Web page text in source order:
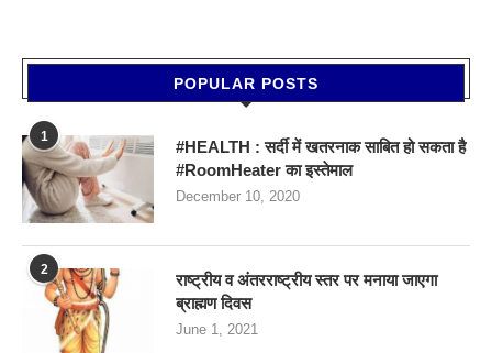
POPULAR POSTS
1
#HEALTH : सर्दी में खतरनाक साबित हो सकता है
#RoomHeater का इस्तेमाल
December 10, 2020
2
राष्ट्रीय व अंतरराष्ट्रीय स्तर पर मनाया जाएगा
ब्राह्मण दिवस
June 1, 2021